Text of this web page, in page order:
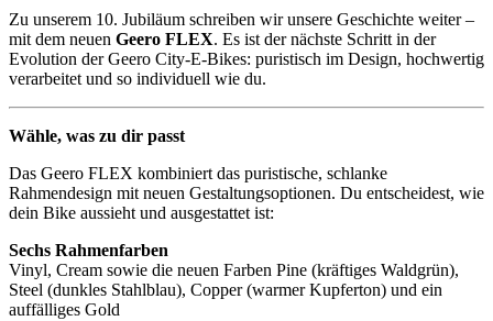
Zu unserem 10. Jubiläum schreiben wir unsere Geschichte weiter –
mit dem neuen Geero FLEX. Es ist der nächste Schritt in der
Evolution der Geero City-E-Bikes: puristisch im Design, hochwertig
verarbeitet und so individuell wie du.
Wähle, was zu dir passt
Das Geero FLEX kombiniert das puristische, schlanke
Rahmendesign mit neuen Gestaltungsoptionen. Du entscheidest, wie
dein Bike aussieht und ausgestattet ist:
Sechs Rahmenfarben
Vinyl, Cream sowie die neuen Farben Pine (kräftiges Waldgrün),
Steel (dunkles Stahlblau), Copper (warmer Kupferton) und ein
auffälliges Gold